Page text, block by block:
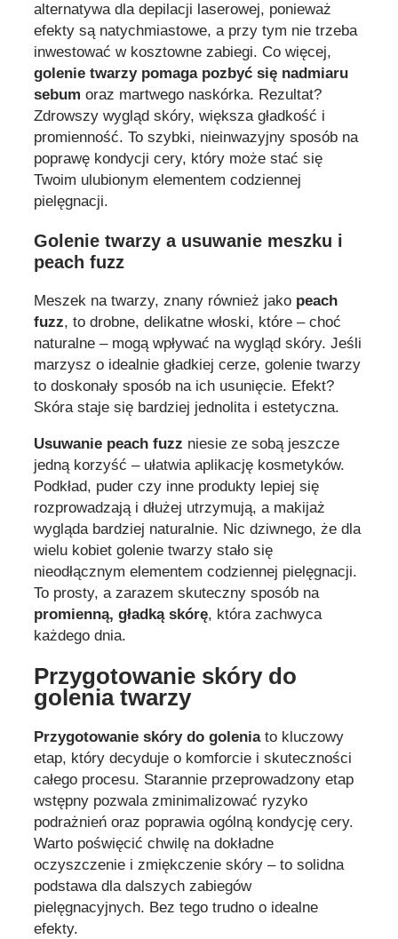
alternatywa dla depilacji laserowej, ponieważ
efekty są natychmiastowe, a przy tym nie trzeba
inwestować w kosztowne zabiegi. Co więcej,
golenie twarzy pomaga pozbyć się nadmiaru
sebum oraz martwego naskórka. Rezultat?
Zdrowszy wygląd skóry, większa gładkość i
promienność. To szybki, nieinwazyjny sposób na
poprawę kondycji cery, który może stać się
Twoim ulubionym elementem codziennej
pielęgnacji.
Golenie twarzy a usuwanie meszku i
peach fuzz
Meszek na twarzy, znany również jako peach
fuzz, to drobne, delikatne włoski, które – choć
naturalne – mogą wpływać na wygląd skóry. Jeśli
marzysz o idealnie gładkiej cerze, golenie twarzy
to doskonały sposób na ich usunięcie. Efekt?
Skóra staje się bardziej jednolita i estetyczna.
Usuwanie peach fuzz niesie ze sobą jeszcze
jedną korzyść – ułatwia aplikację kosmetyków.
Podkład, puder czy inne produkty lepiej się
rozprowadzają i dłużej utrzymują, a makijaż
wygląda bardziej naturalnie. Nic dziwnego, że dla
wielu kobiet golenie twarzy stało się
nieodłącznym elementem codziennej pielęgnacji.
To prosty, a zarazem skuteczny sposób na
promienną, gładką skórę, która zachwyca
każdego dnia.
Przygotowanie skóry do
golenia twarzy
Przygotowanie skóry do goleniato kluczowy
etap, który decyduje o komforcie i skuteczności
całego procesu. Starannie przeprowadzony etap
wstępny pozwala zminimalizować ryzyko
podrażnień oraz poprawia ogólną kondycję cery.
Warto poświęcić chwilę na dokładne
oczyszczenie i zmiękczenie skóry – to solidna
podstawa dla dalszych zabiegów
pielęgnacyjnych. Bez tego trudno o idealne
efekty.